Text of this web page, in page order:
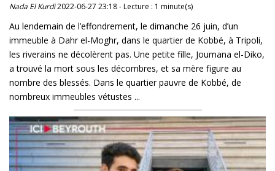
Nada El Kurdi2022-06-27 23:18 - Lecture : 1 minute(s)
Au lendemain de l’effondrement, le dimanche 26 juin, d’un
immeuble à Dahr el-Moghr, dans le quartier de Kobbé, à Tripoli,
les riverains ne décolèrent pas. Une petite fille, Joumana el-Diko,
a trouvé la mort sous les décombres, et sa mère figure au
nombre des blessés. Dans le quartier pauvre de Kobbé, de
nombreux immeubles vétustes ...